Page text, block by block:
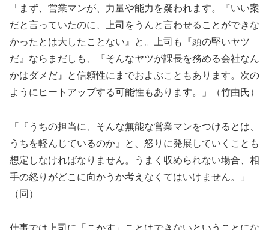
「まず、営業マンが、力量や能力を疑われます。『いい案
だと言っていたのに、上司をうんと言わせることができな
かったとは大したことない』と。上司も『頭の堅いヤツ
だ』ならまだしも、『そんなヤツが課長を務める会社なん
かはダメだ』と信頼性にまでおよぶこともあります。次の
ようにヒートアップする可能性もあります。」（竹由氏）
「『うちの担当に、そんな無能な営業マンをつけるとは、
うちを軽んじているのか』と、怒りに発展していくことも
想定しなければなりません。うまく収められない場合、相
手の怒りがどこに向かうか考えなくてはいけません。」
（同）
仕事では上司に「こかす」ことはできないということにな